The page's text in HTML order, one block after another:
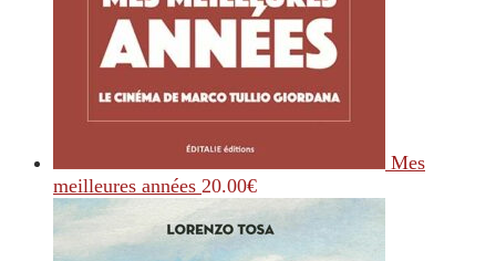
Mes
meilleures années 20.00€